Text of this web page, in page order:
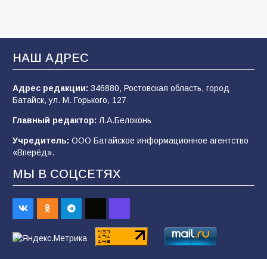
деле происходит в армии России в августе
2026 года
107 03.08.2026
В детском саду № 35 дети освоили
строительные профессии в ходе
спортивного праздника
89
«Слухами Москву не возьмёшь»: почему
заявления Киева о мобилизации — это
отчаяние, а не разведка
83 02.08.2026
НАШ АДРЕС
Адрес редакции: 346880, Ростовская область, город
Батайск, ул. М. Горького, 127
Главный редактор: Л.А.Белоконь
Учредитель: ООО Батайское информационное агентство
«Вперёд».
МЫ В СОЦСЕТЯХ